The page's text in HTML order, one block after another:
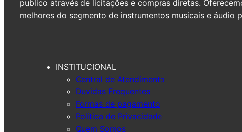
publico através de licitações e compras diretas.
melhores do segmento de instrumentos musicais e áudio
INSTITUCIONAL
Central de Atendimento
Duvidas Frequentes
Formas de pagamento
Politica de Privacidade
Quem Somos